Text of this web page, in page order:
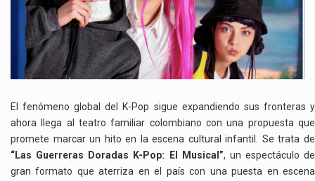
MUSICAL
QUE
EMOCIONA
A
GRANDES
CHICOS
El fenómeno global del K-Pop sigue expandiendo sus fronteras y
ahora llega al teatro familiar colombiano con una propuesta que
promete marcar un hito en la escena cultural infantil. Se trata de
“Las Guerreras Doradas K-Pop: El Musical”, un espectáculo de
gran formato que aterriza en el país con una puesta en escena